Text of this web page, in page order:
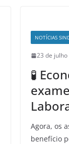
NOTÍCIAS
23 de
🧪
Agora, os
benefício